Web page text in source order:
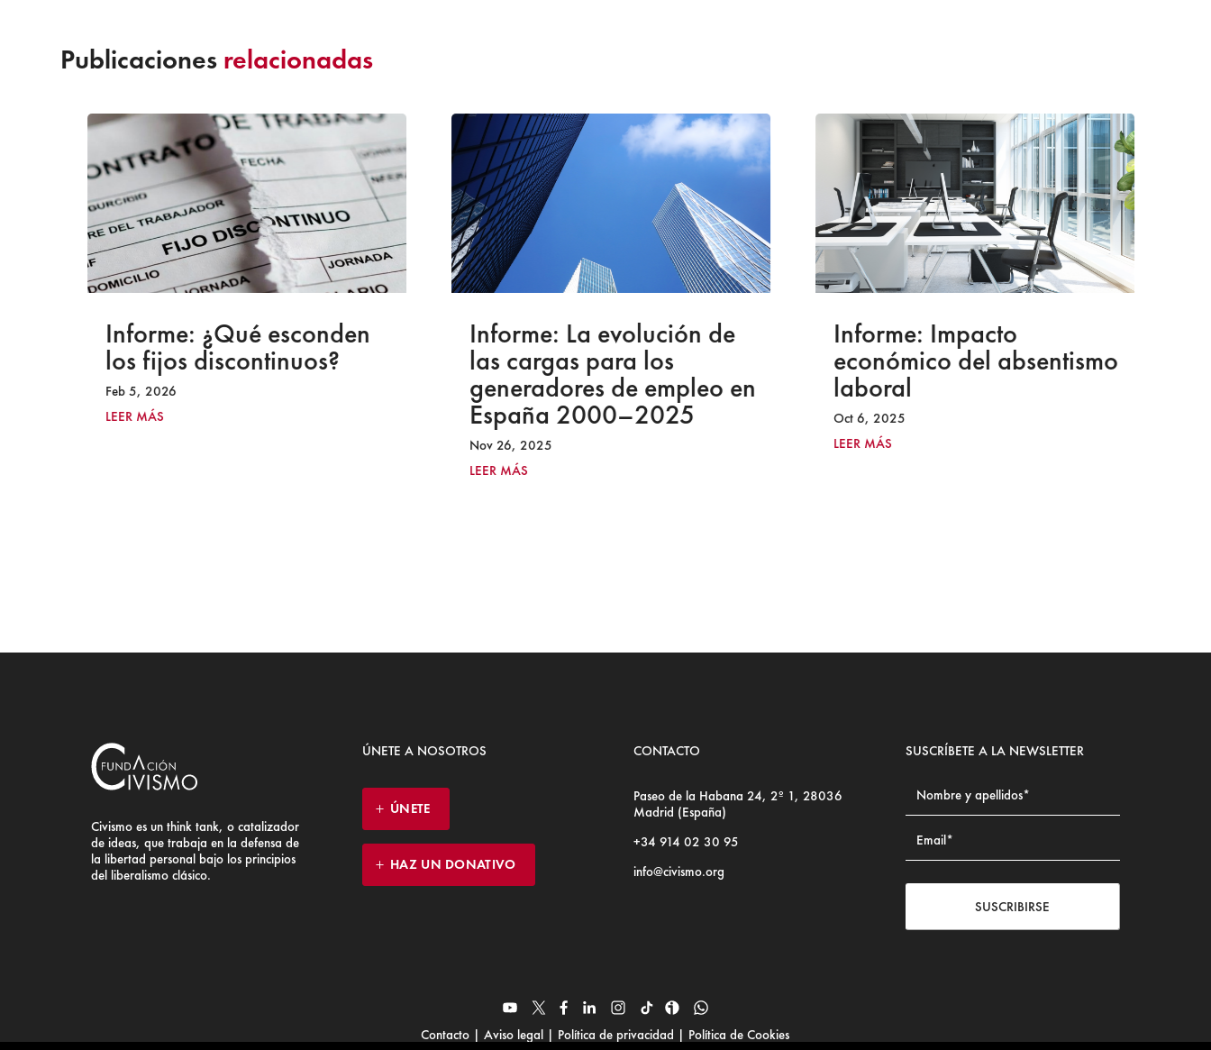
Publicaciones relacionadas
Informe: ¿Qué esconden
los fijos discontinuos?
Feb 5, 2026
LEER MÁS
Informe: La evolución de
las cargas para los
generadores de empleo en
España 2000–2025
Nov 26, 2025
LEER MÁS
Informe: Impacto
económico del absentismo
laboral
Oct 6, 2025
LEER MÁS
Civismo es un think tank, o catalizador
de ideas, que trabaja en la defensa de
la libertad personal bajo los principios
del liberalismo clásico.
ÚNETE A NOSOTROS
ÚNETE
HAZ UN DONATIVO
CONTACTO
Paseo de la Habana 24, 2º 1, 28036
Madrid (España)
+34 914 02 30 95
info@civismo.org
SUSCRÍBETE A LA NEWSLETTER
SUSCRIBIRSE
Contacto |Aviso legal | Política de privacidad | Política de Cookies